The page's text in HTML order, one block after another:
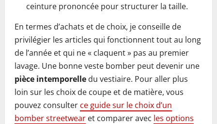
ceinture prononcée pour structurer la taille.
En termes d’achats et de choix, je conseille de
privilégier les articles qui fonctionnent tout au long
de l’année et qui ne « claquent » pas au premier
lavage. Une bonne veste bomber peut devenir une
pièce intemporelle du vestiaire. Pour aller plus
loin sur les choix de coupe et de matière, vous
pouvez consulter ce guide sur le choix d’un
bomber streetwear et comparer avec les options